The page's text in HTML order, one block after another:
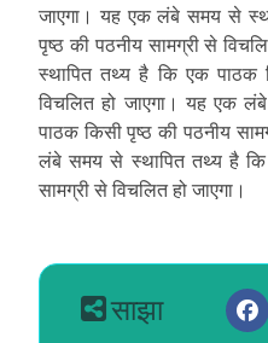
जाएगा। यह एक लंबे समय से
पृष्ठ की पठनीय सामग्री से
स्थापित तथ्य है कि एक पाठक
विचलित हो जाएगा। यह एक
पाठक किसी पृष्ठ की पठनीय
लंबे समय से स्थापित तथ्य है
सामग्री से विचलित हो जाएगा।
साझा